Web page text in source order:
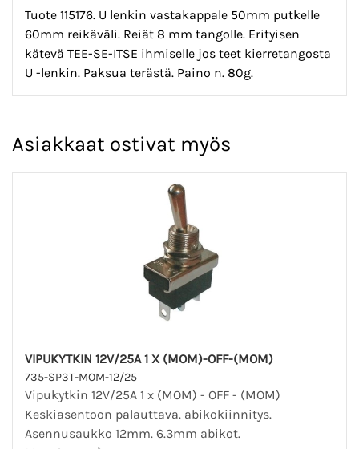
Tuote 115176. U lenkin vastakappale 50mm putkelle
60mm reikäväli. Reiät 8 mm tangolle. Erityisen
kätevä TEE-SE-ITSE ihmiselle jos teet kierretangosta
U -lenkin. Paksua terästä. Paino n. 80g.
Asiakkaat ostivat myös
VIPUKYTKIN 12V/25A 1 X (MOM)-OFF-(MOM)
735-SP3T-MOM-12/25
Vipukytkin 12V/25A 1 x (MOM) - OFF - (MOM)
Keskiasentoon palauttava. abikokiinnitys.
Asennusaukko 12mm. 6.3mm abikot.